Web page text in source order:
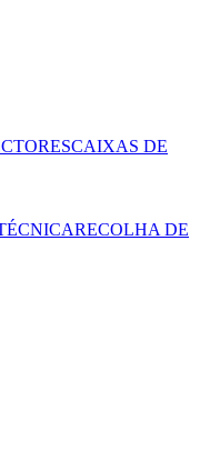
CAIXAS DE
RECOLHA DE